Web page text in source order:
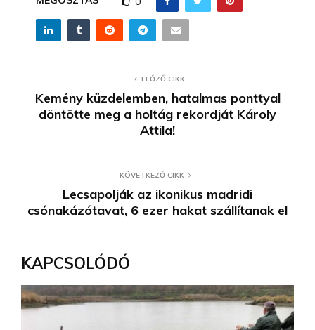
ELŐZŐ CIKK
Kemény küzdelemben, hatalmas ponttyal
döntötte meg a holtág rekordját Károly
Attila!
KÖVETKEZŐ CIKK
Lecsapolják az ikonikus madridi
csónakázótavat, 6 ezer hakat szállítanak el
KAPCSOLÓDÓ